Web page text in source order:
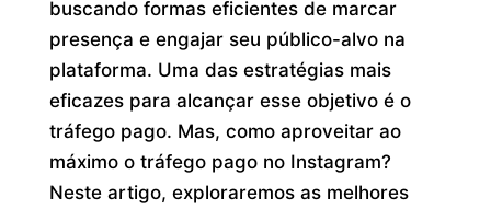
buscando formas eficientes de marcar
presença e engajar seu público-alvo na
plataforma. Uma das estratégias mais
eficazes para alcançar esse objetivo é o
tráfego pago. Mas, como aproveitar ao
máximo o tráfego pago no Instagram?
Neste artigo, exploraremos as melhores